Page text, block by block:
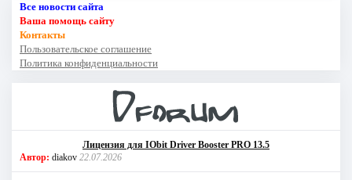
Все новости сайта
Ваша помощь сайту
Контакты
Пользовательское соглашение
Политика конфиденциальности
Лицензия для IObit Driver Booster PRO 13.5
Автор: diakov 22.07.2026